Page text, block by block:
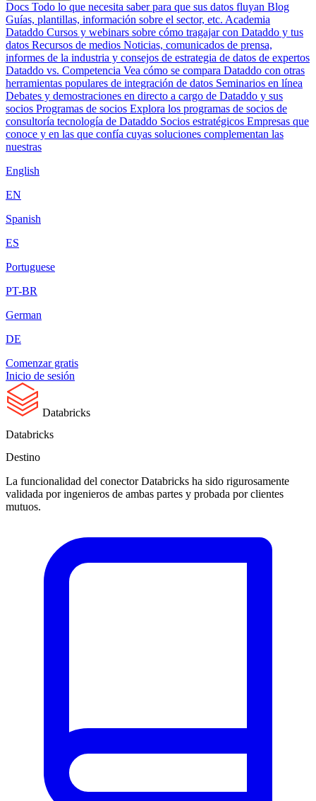
Docs Todo lo que necesita saber para que sus datos fluyan Blog
Guías, plantillas, información sobre el sector, etc. Academia
Dataddo Cursos y webinars sobre cómo tragajar con Dataddo y tus
datos Recursos de medios Noticias, comunicados de prensa,
informes de la industria y consejos de estrategia de datos de expertos
Dataddo vs. Competencia Vea cómo se compara Dataddo con otras
herramientas populares de integración de datos Seminarios en línea
Debates y demostraciones en directo a cargo de Dataddo y sus
socios Programas de socios Explora los programas de socios de
consultoría tecnología de Dataddo Socios estratégicos Empresas que
conoce y en las que confía cuyas soluciones complementan las
nuestras
English
EN
Spanish
ES
Portuguese
PT-BR
German
DE
Comenzar gratis
Inicio de sesión
Databricks
Databricks
Destino
La funcionalidad del conector Databricks ha sido rigurosamente
validada por ingenieros de ambas partes y probada por clientes
mutuos.